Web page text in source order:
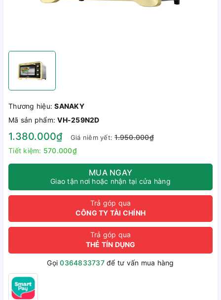
Thương hiệu:SANAKY
Mã sản phẩm:VH-259N2D
1.380.000₫ Giá niêm yết:1.950.000₫
Tiết kiệm: 570.000₫
MUA NGAY
Giao tận nơi hoặc nhận tại cửa hàng
Trả góp qua
CÔNG TY TÀI CHÍNH
Trả góp qua
THẺ TÍN DỤNG
Gọi0364833737để tư vấn mua hàng